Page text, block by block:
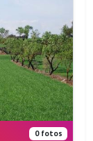
0 fotos